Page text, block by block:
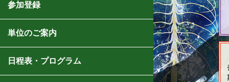
参加登録
単位のご案内
日程表・プログラム